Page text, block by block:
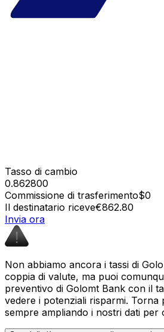
Tasso di cambio
0.862800
Commissione di trasferimento$0
Il destinatario riceve€862.80
Invia ora
Non abbiamo ancora i tassi di
coppia di valute, ma puoi
preventivo di Golomt Bank con il
vedere i potenziali risparmi. Torna
sempre ampliando i nostri dati per